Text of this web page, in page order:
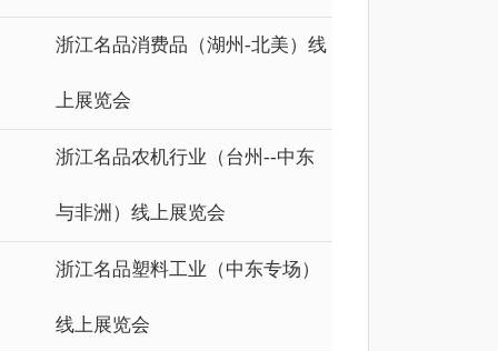
浙江名品消费品（湖州-北美）线
上展览会
浙江名品农机行业（台州--中东
与非洲）线上展览会
浙江名品塑料工业（中东专场）
线上展览会